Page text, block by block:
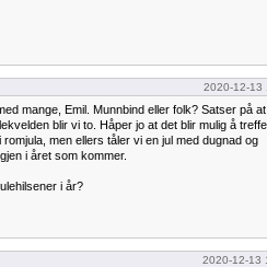
2020-12-13
mange, Emil. Munnbind eller folk? Satser på
blir vi to. Håper jo at det blir mulig å treffe
men ellers tåler vi en jul med dugnad og
i året som kommer.
i år?
2020-12-13